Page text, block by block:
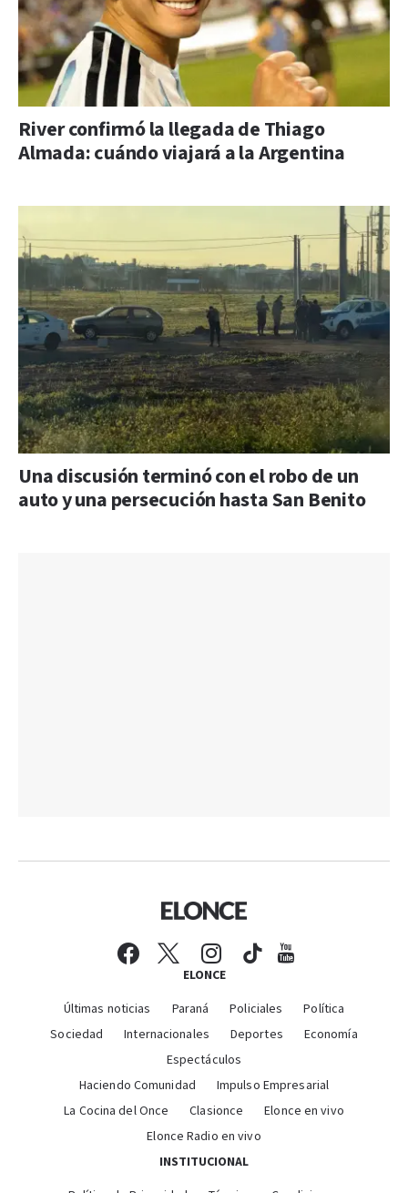
River confirmó la llegada de Thiago
Almada: cuándo viajará a la Argentina
Una discusión terminó con el robo de un
auto y una persecución hasta San Benito
ELONCE
Últimas noticias Paraná Policiales
Política
Sociedad
Internacionales Deportes
Economía
Espectáculos
Haciendo Comunidad
Impulso Empresarial
La Cocina del Once
Clasionce
Elonce en vivo
Elonce Radio en vivo
INSTITUCIONAL